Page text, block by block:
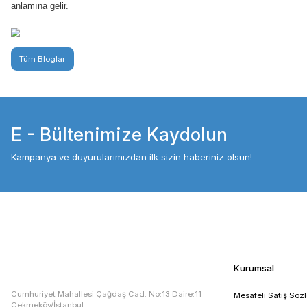
Fiyatlar, 1000TLseviyelerinden başlar ve 25.000TL'ye kadar
Hassas Terazi Üreticileri
dayanıklılıkları ile bilinirler.
çeşitli seçenekler sunar. Fiyatları genellikle
Hassas terazi üretiminde lider olan birkaç büyük şirket
: ABD merkezli Ohaus, laboratuvar, eğitim ve
: Bu İngiliz şirketi, çeşitli endüstriler